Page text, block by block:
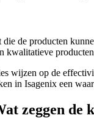
de producten
wijzen op de
in Isagenix een
zeggen de